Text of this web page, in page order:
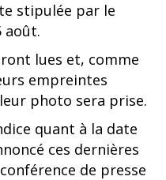
stipulée par le
août.
lues et, comme
empreintes
photo sera prise.
quant à la date
ces dernières
de presse